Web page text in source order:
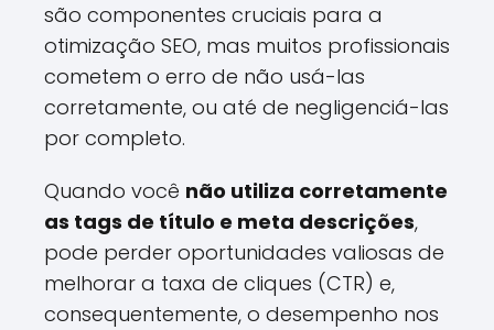
são componentes cruciais para a
otimização SEO, mas muitos profissionais
cometem o erro de não usá-las
corretamente, ou até de negligenciá-las
por completo.
Quando você não utiliza corretamente
as tags de título e meta descrições,
pode perder oportunidades valiosas de
melhorar a taxa de cliques (CTR) e,
consequentemente, o desempenho nos